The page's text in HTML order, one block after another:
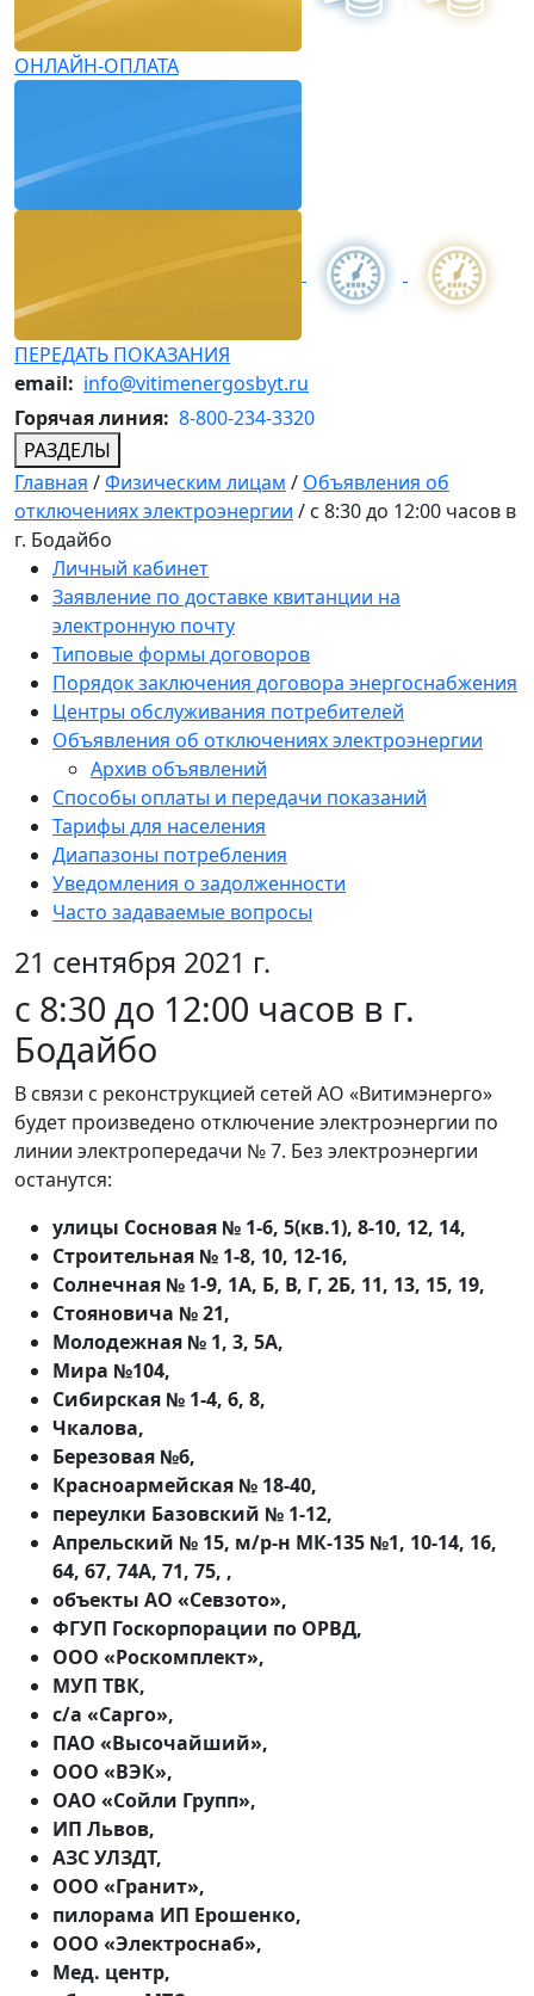
ОНЛАЙН-ОПЛАТА
ПЕРЕДАТЬ ПОКАЗАНИЯ
email: info@vitimenergosbyt.ru
Горячая линия: 8-800-234-3320
РАЗДЕЛЫ
Главная /Физическим лицам / Объявления об
отключениях электроэнергии / с 8:30 до 12:00 часов в
г. Бодайбо
Личный кабинет
Заявление по доставке квитанции на
электронную почту
Типовые формы договоров
Порядок заключения договора энергоснабжения
Центры обслуживания потребителей
Объявления об отключениях электроэнергии
Архив объявлений
Способы оплаты и передачи показаний
Тарифы для населения
Диапазоны потребления
Уведомления о задолженности
Часто задаваемые вопросы
21 сентября 2021 г.
с 8:30 до 12:00 часов в г.
Бодайбо
В связи с реконструкцией сетей АО «Витимэнерго»
будет произведено отключение электроэнергии по
линии электропередачи № 7. Без электроэнергии
останутся:
улицы Сосновая № 1-6, 5(кв.1), 8-10, 12, 14,
Строительная № 1-8, 10, 12-16,
Солнечная № 1-9, 1А, Б, В, Г, 2Б, 11, 13, 15, 19,
Стояновича № 21,
Молодежная № 1, 3, 5А,
Мира №104,
Сибирская № 1-4, 6, 8,
Чкалова,
Березовая №6,
Красноармейская № 18-40,
переулки Базовский № 1-12,
Апрельский № 15, м/р-н МК-135 №1, 10-14, 16,
64, 67, 74А, 71, 75, ,
объекты АО «Севзото»,
ФГУП Госкорпорации по ОРВД,
ООО «Роскомплект»,
МУП ТВК,
с/а «Сарго»,
ПАО «Высочайший»,
ООО «ВЭК»,
ОАО «Сойли Групп»,
ИП Львов,
АЗС УЛЗДТ,
ООО «Гранит»,
пилорама ИП Ерошенко,
ООО «Электроснаб»,
Мед. центр,